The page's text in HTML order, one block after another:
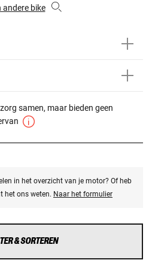
andere bike
samen, maar bieden geen
in het overzicht van je motor? Of heb
het ons weten. Naar het formulier
& SORTEREN